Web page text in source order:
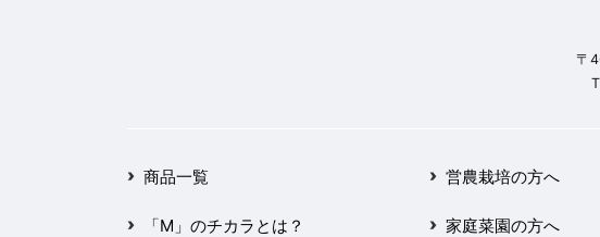
〒
商品一覧
「M」のチカラとは？
営農栽培の方へ
家庭菜園の方へ